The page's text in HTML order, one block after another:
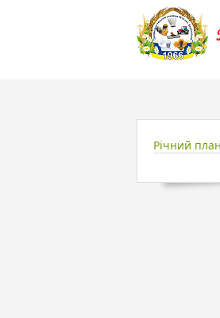
Річний